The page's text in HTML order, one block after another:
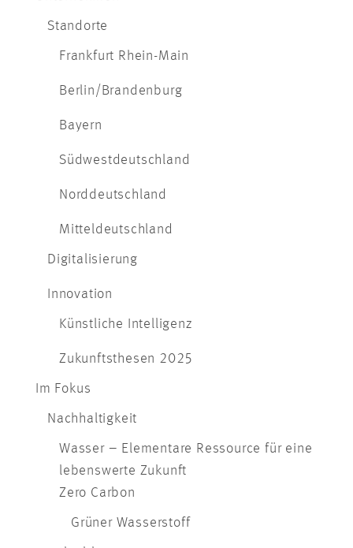
Standorte
Frankfurt Rhein-Main
Berlin/Brandenburg
Bayern
Südwestdeutschland
Norddeutschland
Mitteldeutschland
Digitalisierung
Innovation
Künstliche Intelligenz
Zukunftsthesen 2025
Im Fokus
Nachhaltigkeit
Wasser – Elementare Ressource für eine
lebenswerte Zukunft
Zero Carbon
Grüner Wasserstoff